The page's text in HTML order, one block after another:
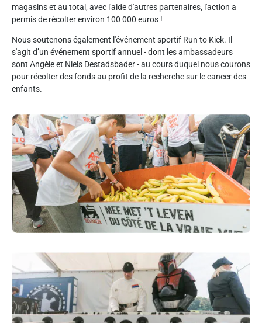
magasins et au total, avec l'aide d'autres partenaires, l'action a
permis de récolter environ 100 000 euros !
Nous soutenons également l'événement sportif Run to Kick. Il
s'agit d’un événement sportif annuel - dont les ambassadeurs
sont Angèle et Niels Destadsbader - au cours duquel nous courons
pour récolter des fonds au profit de la recherche sur le cancer des
enfants.